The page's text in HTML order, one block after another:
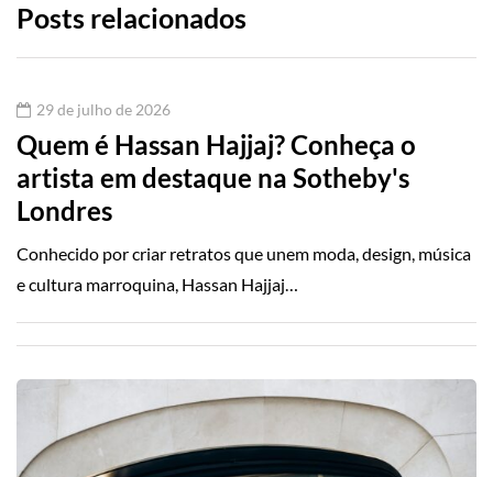
Posts relacionados
29 de julho de 2026
Quem é Hassan Hajjaj? Conheça o
artista em destaque na Sotheby's
Londres
Conhecido por criar retratos que unem moda, design, música
e cultura marroquina, Hassan Hajjaj…